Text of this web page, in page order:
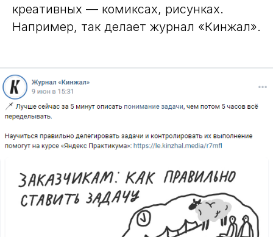
креативных — комиксах, рисунках.
Например, так делает журнал «Кинжал».